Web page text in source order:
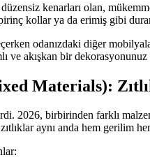
kenarları olan,
pirinç kollar ya da erimiş gibi
odanızdaki diğer
ve akışkan bir
Materials):
2026, birbirinden farklı
aynı anda hem gerilim